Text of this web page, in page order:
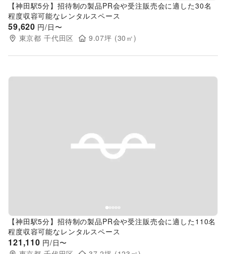
【神田駅5分】招待制の製品PR会や受注販売会に適した30名
程度収容可能なレンタルスペース
59,620 円/日〜
東京都 千代田区 9.07坪 (30 ㎡)
Previous slide
【神田駅5分】招待制の製品PR会や受注販売会に適した110名
程度収容可能なレンタルスペース
121,110 円/日〜